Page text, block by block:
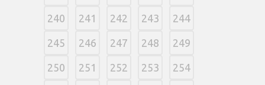
240 241 242 243 244
245 246 247 248 249
250 251 252 253 254